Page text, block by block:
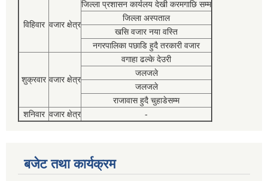
विहिवार वजार क्षेत्र
जिल्ला प्रशासन कार्यलय देखी करमगाछि सम्म
जिल्ला अस्पताल
खसि वजार नया वस्ति
नगरपालिका पछाडि हुदै तरकारी वजार
शुक्रवार वजार क्षेत्र
वगाहा ढल्के देउरी
जलजले
जलजले
राजावास हुदै चुहाडेसम्म
शनिवार वजार क्षेत्र -
बजेट तथा कार्यक्रम